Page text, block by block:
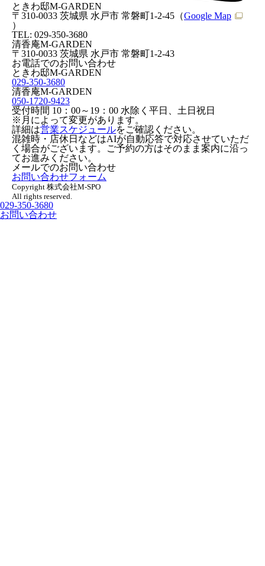
ときわ邸M-GARDEN
〒310-0033 茨城県 水戸市 常磐町1-2-45 （Google Map
）
TEL: 029-350-3680
清香庵M-GARDEN
〒310-0033 茨城県 水戸市 常磐町1-2-43
お電話でのお問い合わせ
ときわ邸M-GARDEN
029-350-3680
清香庵M-GARDEN
050-1720-9423
受付時間 10：00～19：00 水除く平日、土日祝日
※月によって変更があります。
詳細は営業スケジュールをご確認ください。
混雑時・店休日などはAIが自動応答で対応させていただ
く場合がございます。ご予約の方はそのまま案内に沿っ
てお進みください。
メールでのお問い合わせ
お問い合わせフォーム
Copyright 株式会社M-SPO
All rights reserved.
029-350-3680
お問い合わせ